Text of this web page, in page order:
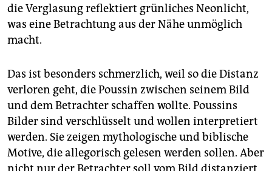
die Verglasung reflektiert grünliches Neonlicht,
was eine Betrachtung aus der Nähe unmöglich
macht.
Das ist besonders schmerzlich, weil so die Distanz
verloren geht, die Poussin zwischen seinem Bild
und dem Betrachter schaffen wollte. Poussins
Bilder sind verschlüsselt und wollen interpretiert
werden. Sie zeigen mythologische und biblische
Motive, die allegorisch gelesen werden sollen. Aber